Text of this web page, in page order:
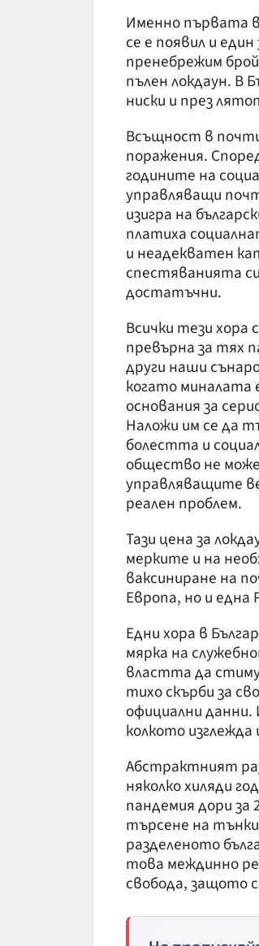
Именно първата
се е появил и
пренебрежим
пълен локдаун. В
ниски и през
Всъщност в
поражения.
годините на
управляващи
изигра на
платиха
и неадекватен
спестяванията
достатъчни.
Всички тези хора
превърна за тях
други наши
когато миналата
основания за
Наложи им се да
болестта и
общество не
управляващите
реален проблем.
Тази цена за
мерките и на
ваксиниране на
Европа, но и една
Едни хора в
мярка на
властта да
тихо скърби за
официални
колкото
Абстрактният
няколко хиляди
пандемия дори
търсене на
разделеното
това междинно
свобода, защото